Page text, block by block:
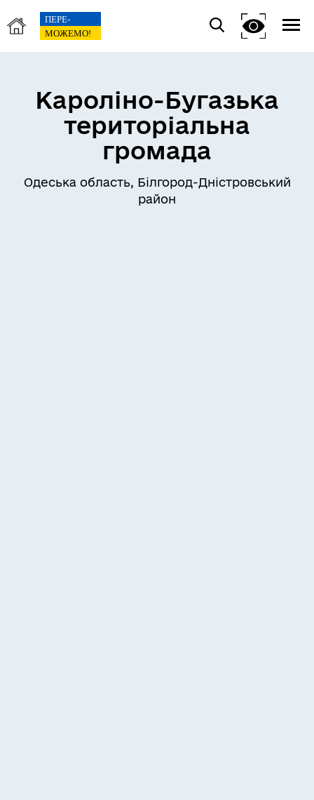
Кароліно-Бугазька
територіальна
громада
Одеська область, Білгород-Дністровський
район